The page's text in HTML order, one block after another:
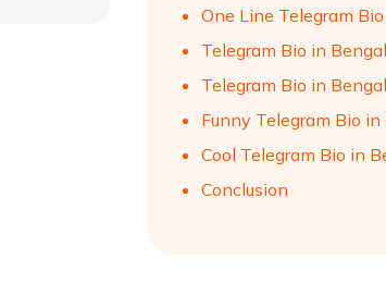
One Line Telegram
Telegram Bio in
Telegram Bio in
Funny Telegram Bio in
Cool Telegram Bio in
Conclusion